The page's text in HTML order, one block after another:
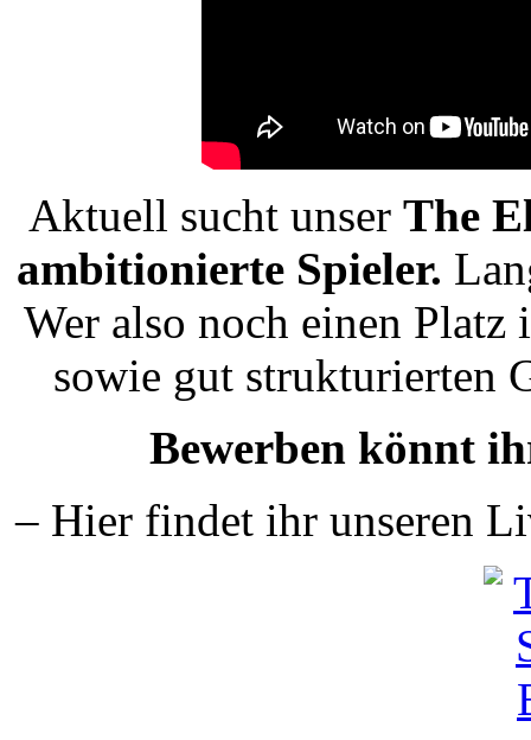
Aktuell sucht unser The
ambitionierte Spieler.
Wer also noch einen
sowie gut strukturierten
Bewerben könnt
– Hier findet ihr unseren